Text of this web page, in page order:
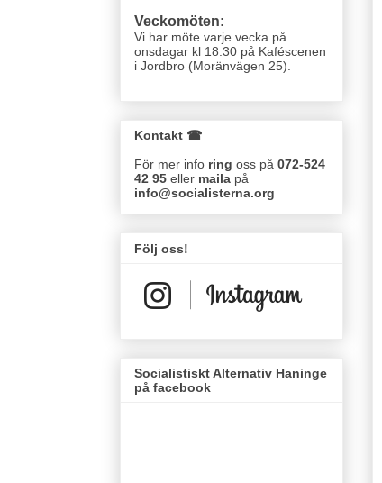
Veckomöten:
Vi har möte varje vecka på
onsdagar kl 18.30 på Kaféscenen
i Jordbro (Moränvägen 25)
Kontakt ☎
För mer info ring oss på 072-524
42 95 eller maila på
info@socialisterna.org
Följ oss!
Socialistiskt Alternativ Haninge
på facebook